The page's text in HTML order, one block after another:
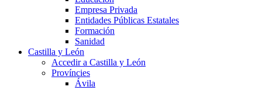
Empresa Privada
Entidades Públicas Estatales
Formación
Sanidad
Castilla y León
Accedir a Castilla y León
Províncies
Ávila